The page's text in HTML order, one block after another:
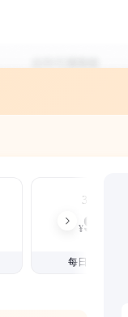
3个月
¥99
每日仅1.08元